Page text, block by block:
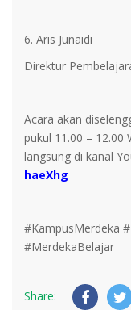
6. Aris Junaidi
Direktur
Acara akan
pukul 11.00 –
langsung di kanal
haeXhg
#KampusMerdeka
#MerdekaBelajar
Share: